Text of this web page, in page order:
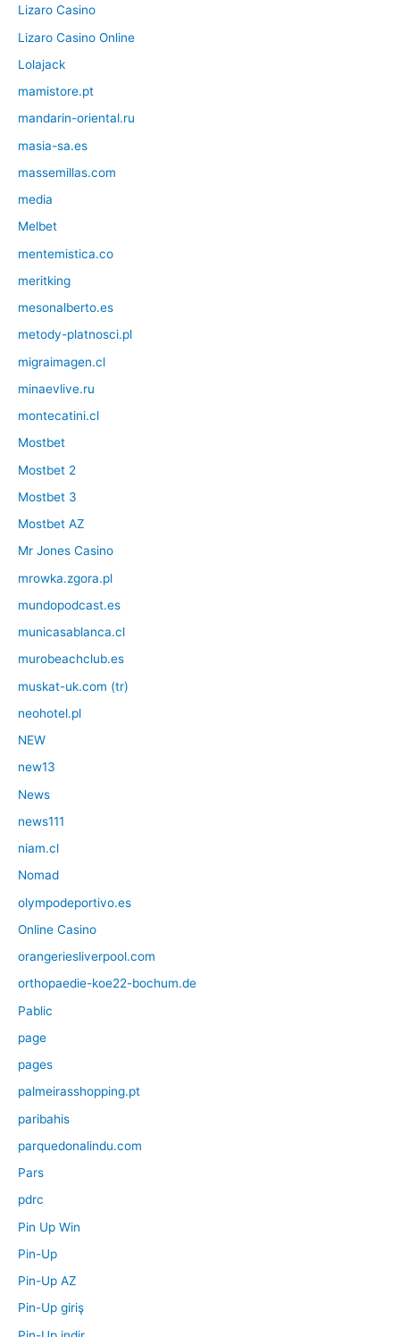
Lizaro Casino
Lizaro Casino Online
Lolajack
mamistore.pt
mandarin-oriental.ru
masia-sa.es
massemillas.com
media
Melbet
mentemistica.co
meritking
mesonalberto.es
metody-platnosci.pl
migraimagen.cl
minaevlive.ru
montecatini.cl
Mostbet
Mostbet 2
Mostbet 3
Mostbet AZ
Mr Jones Casino
mrowka.zgora.pl
mundopodcast.es
municasablanca.cl
murobeachclub.es
muskat-uk.com (tr)
neohotel.pl
NEW
new13
News
news111
niam.cl
Nomad
olympodeportivo.es
Online Casino
orangeriesliverpool.com
orthopaedie-koe22-bochum.de
Pablic
page
pages
palmeirasshopping.pt
paribahis
parquedonalindu.com
Pars
pdrc
Pin Up Win
Pin-Up
Pin-Up AZ
Pin-Up giriş